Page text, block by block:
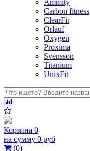
Ammity
Carbon fitness
ClearFit
Orlauf
Oxygen
Proxima
Svensson
Titanium
UnixFit
Корзина 0
на сумму 0 руб
(0)